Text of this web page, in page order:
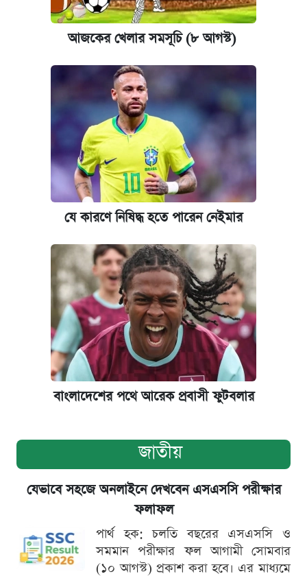
আজকের খেলার সমসূচি (৮ আগস্ট)
যে কারণে নিষিদ্ধ হতে পারেন নেইমার
বাংলাদেশের পথে আরেক প্রবাসী ফুটবলার
জাতীয়
যেভাবে সহজে অনলাইনে দেখবেন এসএসসি পরীক্ষার
ফলাফল
পার্থ হক: চলতি বছরের এসএসসি ও
সমমান পরীক্ষার ফল আগামী সোমবার
(১০ আগস্ট) প্রকাশ করা হবে। এর মাধ্যমে